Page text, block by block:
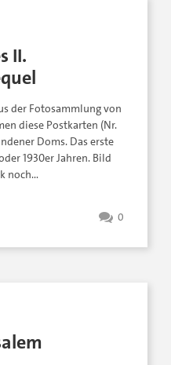
II.
der Fotosammlung von
diese Postkarten (Nr.
Doms. Das erste
1930er Jahren. Bild
noch…
0